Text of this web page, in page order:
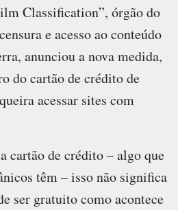
Classification”, órgão do
e acesso ao conteúdo
anunciou a nova medida,
do cartão de crédito de
acessar sites com
cartão de crédito – algo que
têm – isso não significa
ser gratuito como acontece